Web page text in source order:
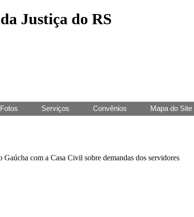
Justiça do RS
Fotos Serviços Convênios Mapa do Site
com a Casa Civil sobre demandas dos servidores